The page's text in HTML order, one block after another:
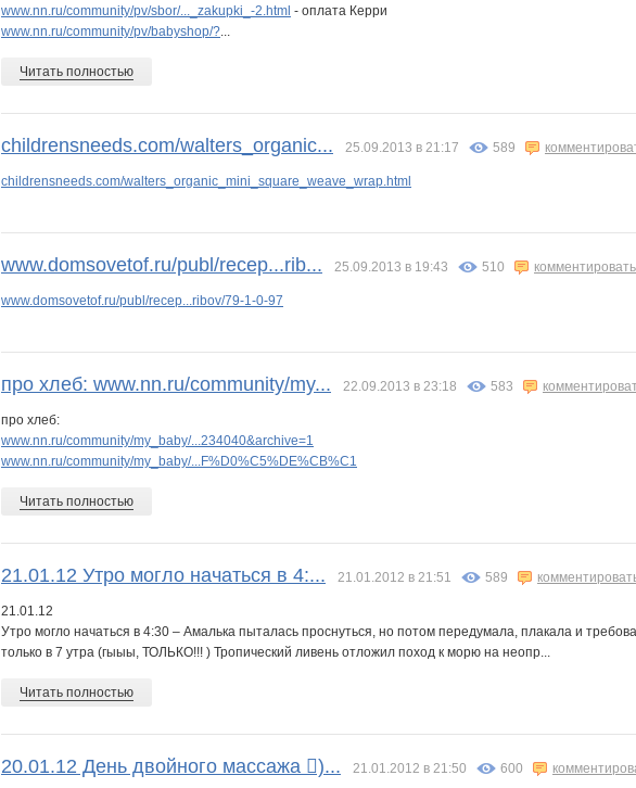
www.nn.ru/community/pv/sbor/..._zakupki_-2.html - оплата Керри
www.nn.ru/community/pv/babyshop/?...
Читать полностью
childrensneeds.com/walters_organic... 25.09.2013 в 21:17 589
childrensneeds.com/walters_organic_mini_square_weave_wrap.html
www.domsovetof.ru/publ/recep...rib... 25.09.2013 в 19:43 510 комментировать
www.domsovetof.ru/publ/recep...ribov/79-1-0-97
про хлеб: www.nn.ru/community/my... 22.09.2013 в 23:18 583
про хлеб:
www.nn.ru/community/my_baby/...234040&archive=1
www.nn.ru/community/my_baby/...F%D0%C5%DE%CB%C1
Читать полностью
21.01.12 Утро могло начаться в 4:... 21.01.2012 в 21:51 589
21.01.12
Утро могло начаться в 4:30 – Амалька пыталась проснуться, но потом передумала, плакала и
только в 7 утра (гыыы, ТОЛЬКО!!! ) Тропический ливень отложил поход к морю на неопр...
Читать полностью
20.01.12 День двойного массажа )... 21.01.2012 в 21:50 600